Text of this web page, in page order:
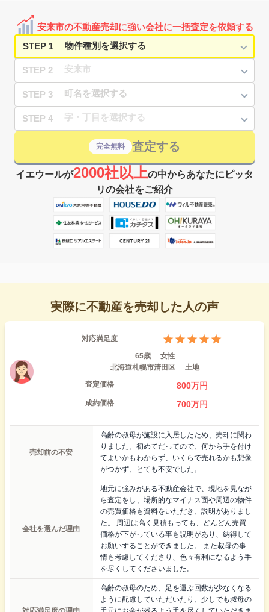
安来市の不動産売却に強い会社に一括査定を依頼する
STEP 1
STEP 2
STEP 3
STEP 4
完全無料 査定する
イエウールが2000社以上の中からあなたにピッタ
リの会社をご紹介
実際に不動産を売却した人の声
対応満足度
65歳
女性
北海道札幌市清田区
土地
査定価格
800万円
成約価格 700万円
売却前の不安
高齢の叔母が施設に入居したため、売却に関わ
りました。初めてだってので、何から手を付け
てよいかもわからず、いくらで売れるかも想像
がつかず、とても不安でした。
会社を選んだ理由
地元に強みがある不動産会社で、現地を見なが
ら査定をし、場所的なマイナス面や周辺の物件
の売買価格も資料をいただき、説明がありまし
た。 周辺は高く見積もっても、どんどん売買
価格が下がっている事も説明があり、納得して
お願いすることができました。 また叔母の事
情も考慮してくださり、色々有利になるよう手
を尽くしてくださいました。
高齢の叔母のため、足を運ぶ回数が少なくなる
ように配慮していただいたり、少しでも叔母の